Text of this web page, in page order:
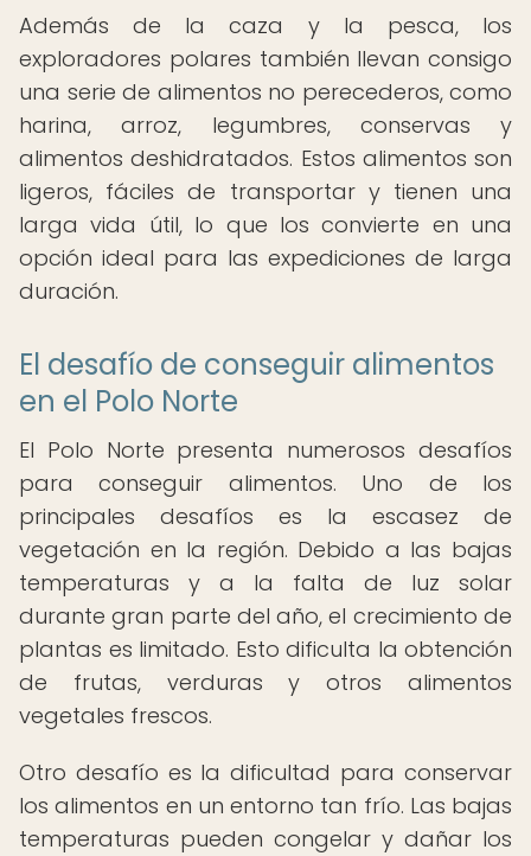
Además de la caza y la pesca, los
exploradores polares también llevan consigo
una serie de alimentos no perecederos, como
harina, arroz, legumbres, conservas y
alimentos deshidratados. Estos alimentos son
ligeros, fáciles de transportar y tienen una
larga vida útil, lo que los convierte en una
opción ideal para las expediciones de larga
duración.
El desafío de conseguir alimentos
en el Polo Norte
El Polo Norte presenta numerosos desafíos
para conseguir alimentos. Uno de los
principales desafíos es la escasez de
vegetación en la región. Debido a las bajas
temperaturas y a la falta de luz solar
durante gran parte del año, el crecimiento de
plantas es limitado. Esto dificulta la obtención
de frutas, verduras y otros alimentos
vegetales frescos.
Otro desafío es la dificultad para conservar
los alimentos en un entorno tan frío. Las bajas
temperaturas pueden congelar y dañar los